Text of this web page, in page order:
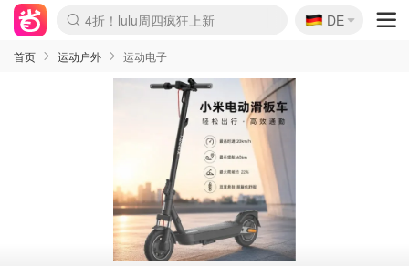
Boticinal 夏促开抢！
4折！lulu周四疯狂上新
还没结束！&OtherStories大促
Joybuy变相75折 随时失效
速领！Stanley独家85折
疑似霸哥！Camper额外叠85折
Zalando 奥莱闪促！每日更新
Moncler反季囤！5折起+叠9折
Coach Brooklyn仅€192
🇩🇪
DE
首页 运动户外 运动电子